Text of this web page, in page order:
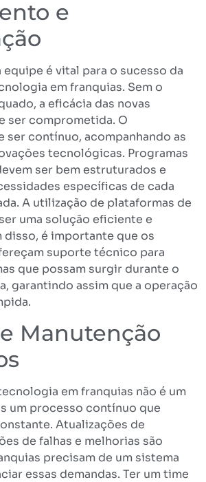
e
é vital para o sucesso da
em franquias. Sem o
a eficácia das novas
ser comprometida. O
ser contínuo, acompanhando as
tecnológicas. Programas
ser bem estruturados e
específicas de cada
A utilização de plataformas de
uma solução eficiente e
disso, é importante que os
suporte técnico para
que possam surgir durante o
garantindo assim que a operação
Manutenção
em franquias não é um
um processo contínuo que
Atualizações de
de falhas e melhorias são
precisam de um sistema
essas demandas. Ter um time